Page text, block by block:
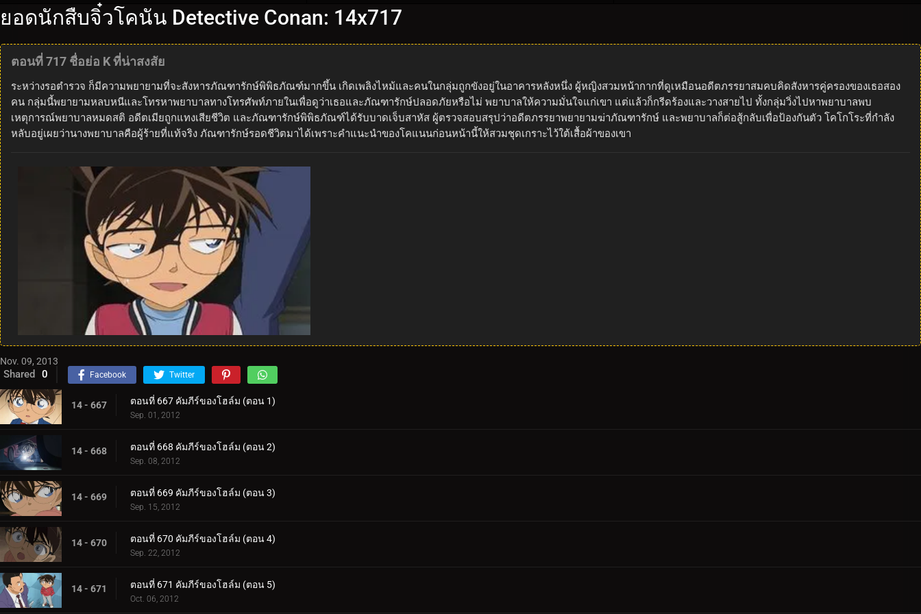
ยอดนักสืบจิ๋วโคนัน Detective Conan: 14x717
ตอนที่ 717 ชื่อย่อ K ที่น่าสงสัย
ระหว่างรอตำรวจ ก็มีความพยายามที่จะสังหารภัณฑารักษ์พิพิธภัณฑ์มากขึ้น เกิดเพลิงไหม้และคนในกลุ่มถูกขังอยู่ในอาคารหลังหนึ่ง ผู้หญิงสวมหน้ากากที่ดูเหมือนอดีตภรรยาสมคบคิดสังหารคู่ครองของเธอสอง
คน กลุ่มนี้พยายามหลบหนีและโทรหาพยาบาลทางโทรศัพท์ภายในเพื่อดูว่าเธอและภัณฑารักษ์ปลอดภัยหรือไม่ พยาบาลให้ความมั่นใจแก่เขา แต่แล้วก็กรีดร้องและวางสายไป ทั้งกลุ่มวิ่งไปหาพยาบาลพบ
เหตุการณ์พยาบาลหมดสติ อดีตเมียถูกแทงเสียชีวิต และภัณฑารักษ์พิพิธภัณฑ์ได้รับบาดเจ็บสาหัส ผู้ตรวจสอบสรุปว่าอดีตภรรยาพยายามฆ่าภัณฑารักษ์ และพยาบาลก็ต่อสู้กลับเพื่อป้องกันตัว โคโกโระที่กำลัง
หลับอยู่เผยว่านางพยาบาลคือผู้ร้ายที่แท้จริง ภัณฑารักษ์รอดชีวิตมาได้เพราะคำแนะนำของโคแนนก่อนหน้านี้ให้สวมชุดเกราะไว้ใต้เสื้อผ้าของเขา
Nov. 09, 2013
Shared 0 Facebook Twitter
14 - 667 ตอนที่ 667 คัมภีร์ของโฮล์ม (ตอน 1)
Sep. 01, 2012
14 - 668 ตอนที่ 668 คัมภีร์ของโฮล์ม (ตอน 2)
Sep. 08, 2012
14 - 669 ตอนที่ 669 คัมภีร์ของโฮล์ม (ตอน 3)
Sep. 15, 2012
14 - 670 ตอนที่ 670 คัมภีร์ของโฮล์ม (ตอน 4)
Sep. 22, 2012
14 - 671 ตอนที่ 671 คัมภีร์ของโฮล์ม (ตอน 5)
Oct. 06, 2012